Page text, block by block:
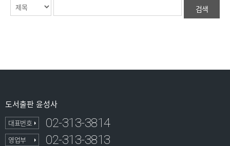
도서출판 윤성사
대표번호 02-313-3814
영업부 02-313-3813